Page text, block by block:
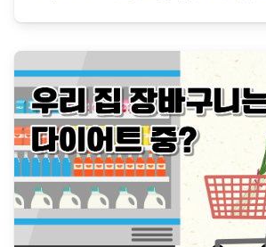
의 모습이 고스란히 담겨 있습니다. 연령대에